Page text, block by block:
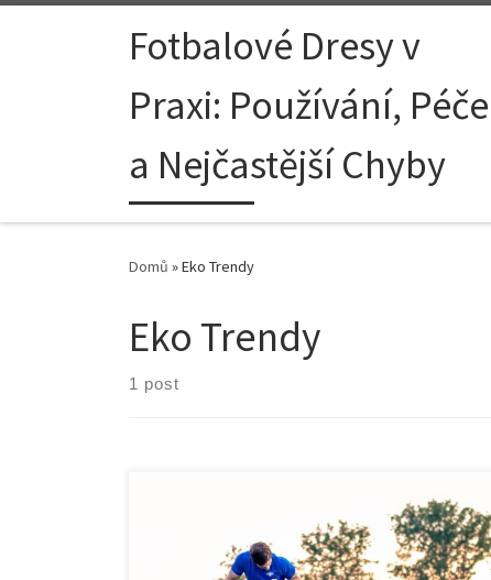
Skip to contentFotbalové Dresy v
Praxi: Používání, Péče
a Nejčastější Chyby
Domů »Eko Trendy
Eko Trendy
1 post
Úvod Fotbalové dresy jsou již dlouho symbolem
sportu, týmového ducha a vášnivých fanoušků, kteří je
nosí na stadionech. Ale v posledních letech se